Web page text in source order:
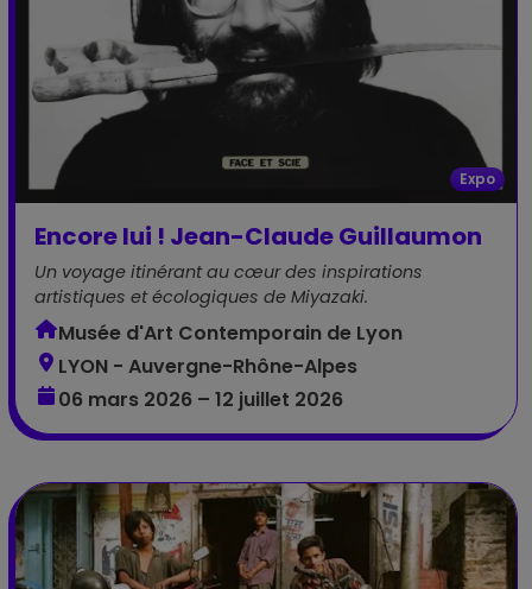
Expo
Encore lui ! Jean-Claude Guillaumon
Un voyage itinérant au cœur des inspirations
artistiques et écologiques de Miyazaki.
Musée d'Art Contemporain de Lyon
LYON - Auvergne-Rhône-Alpes
06 mars 2026 – 12 juillet 2026